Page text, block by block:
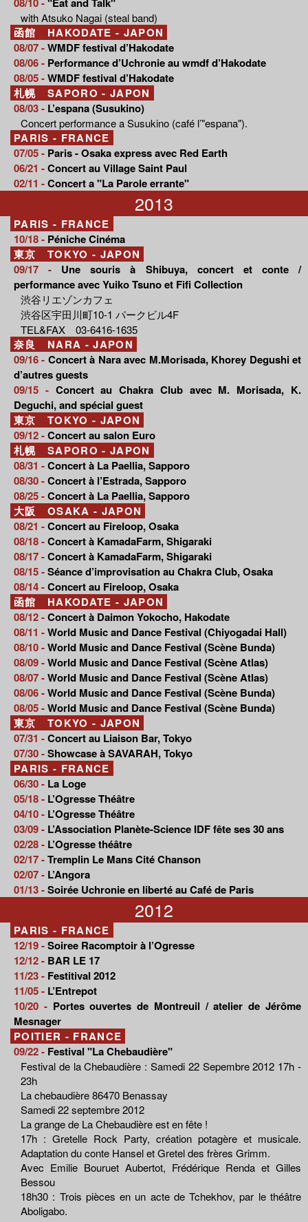
with Atsuko Nagai (steal band)
函館 HAKODATE - JAPON
08/07 -WMDF festival d’Hakodate
08/06 - Performance d’Uchronie au wmdf d’Hakodate
08/05 -WMDF festival d’Hakodate
札幌 SAPORO - JAPON
08/03 - L’espana (Susukino)
Concert performance a Susukino (café l’"espana").
PARIS - FRANCE
07/05 - Paris - Osaka express avec Red Earth
06/21 -Concert au Village Saint Paul
02/11 -Concert a "La Parole errante"
2013
PARIS - FRANCE
10/18 - Péniche Cinéma
東京 TOKYO - JAPON
09/17 - Une souris à Shibuya, concert et conte /
performance avec Yuiko Tsuno et Fifi Collection
渋谷リエゾンカフェ
渋谷区宇田川町10-1 パークビル4F
TEL&FAX 03-6416-1635
奈良 NARA - JAPON
09/16 - Concert à Nara avec M.Morisada, Khorey Degushi et
d’autres guests
09/15 - Concert au Chakra Club avec M. Morisada, K.
Deguchi, and spécial guest
東京 TOKYO - JAPON
09/12 -Concert au salon Euro
札幌 SAPORO - JAPON
08/31 -Concert à La Paellia, Sapporo
08/30 -Concert à l’Estrada, Sapporo
08/25 -Concert à La Paellia, Sapporo
大阪 OSAKA - JAPON
08/21 -Concert au Fireloop, Osaka
08/18 -Concert à KamadaFarm, Shigaraki
08/17 -Concert à KamadaFarm, Shigaraki
08/15 -Séance d’improvisation au Chakra Club, Osaka
08/14 -Concert au Fireloop, Osaka
函館 HAKODATE - JAPON
08/12 -Concert à Daimon Yokocho, Hakodate
08/11 -World Music and Dance Festival (Chiyogadai Hall)
08/10 -World Music and Dance Festival (Scène Bunda)
08/09 -World Music and Dance Festival (Scène Atlas)
08/07 -World Music and Dance Festival (Scène Atlas)
08/06 -World Music and Dance Festival (Scène Bunda)
08/05 -World Music and Dance Festival (Scène Bunda)
東京 TOKYO - JAPON
07/31 -Concert au Liaison Bar, Tokyo
07/30 -Showcase à SAVARAH, Tokyo
PARIS - FRANCE
06/30 - La Loge
05/18 - L’Ogresse Théâtre
04/10 - L’Ogresse Théâtre
03/09 - L’Association Planète-Science IDF fête ses 30 ans
02/28 - L’Ogresse théâtre
02/17 -Tremplin Le Mans Cité Chanson
02/07 - L’Angora
01/13 -Soirée Uchronie en liberté au Café de Paris
2012
PARIS - FRANCE
12/19 -Soiree Racomptoir à l’Ogresse
12/12 - BAR LE 17
11/23 - Festitival 2012
11/05 - L’Entrepot
10/20 - Portes ouvertes de Montreuil / atelier de Jérôme
Mesnager
POITIER - FRANCE
09/22 - Festival "La Chebaudière"
Festival de la Chebaudière : Samedi 22 Sepembre 2012 17h -
23h
La chebaudière 86470 Benassay
Samedi 22 septembre 2012
La grange de La Chebaudière est en fête !
17h : Gretelle Rock Party, création potagère et musicale.
Adaptation du conte Hansel et Gretel des frères Grimm.
Avec Emilie Bouruet Aubertot, Frédérique Renda et Gilles
Bessou
18h30 : Trois pièces en un acte de Tchekhov, par le théâtre
Aboligabo.